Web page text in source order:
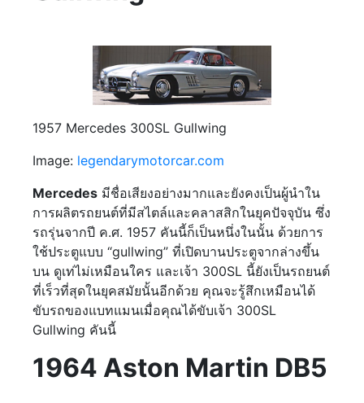
1957 Mercedes 300SL Gullwing
Image: legendarymotorcar.com
Mercedes มีชื่อเสียงอย่างมากและยังคงเป็นผู้นำใน
การผลิตรถยนต์ที่มีสไตล์และคลาสสิกในยุคปัจจุบัน ซึ่ง
รถรุ่นจากปี ค.ศ. 1957 คันนี้ก็เป็นหนึ่งในนั้น ด้วยการ
ใช้ประตูแบบ “gullwing” ที่เปิดบานประตูจากล่างขึ้น
บน ดูเท่ไม่เหมือนใคร และเจ้า 300SL นี้ยังเป็นรถยนต์
ที่เร็วที่สุดในยุคสมัยนั้นอีกด้วย คุณจะรู้สึกเหมือนได้
ขับรถของแบทแมนเมื่อคุณได้ขับเจ้า 300SL
Gullwing คันนี้
1964 Aston Martin DB5